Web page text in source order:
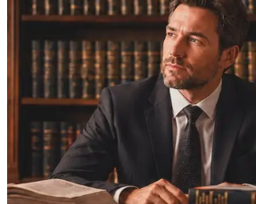
Magistratura Federal
Magistratura Federal e MPF
Magistratura Federal e Estadual
Magistratura Estadual